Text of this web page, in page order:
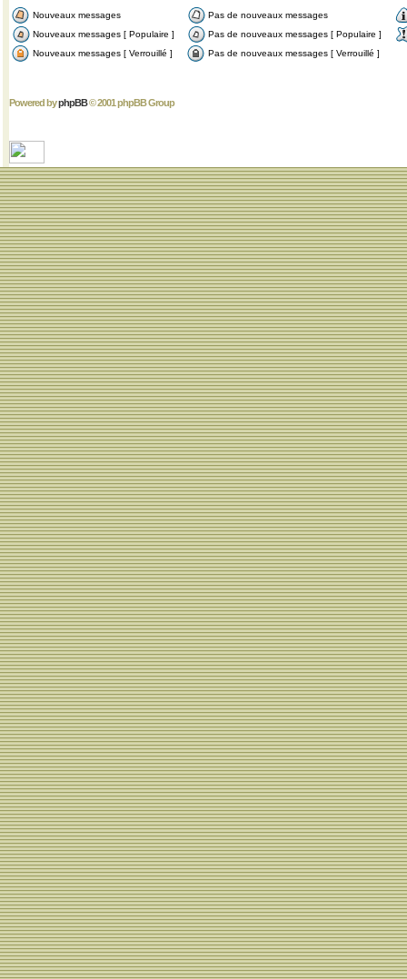
Nouveaux messages
Pas de nouveaux messages
Nouveaux messages [ Populaire ]
Pas de nouveaux messages [ Populaire ]
Nouveaux messages [ Verrouillé ]
Pas de nouveaux messages [ Verrouillé ]
Powered byphpBB© 2001 phpBB Group